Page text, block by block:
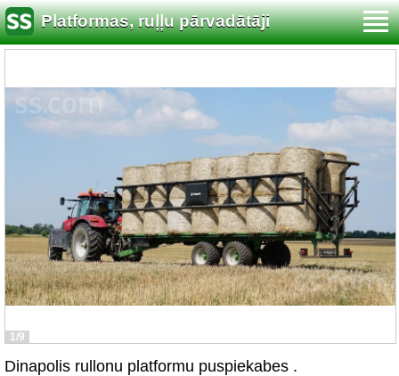
Platformas, ruļļu pārvadātāji
1/9
Dinapolis rullonu platformu puspiekabes .